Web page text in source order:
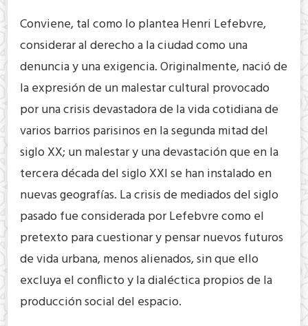
Conviene, tal como lo plantea Henri Lefebvre,
considerar al derecho a la ciudad como una
denuncia y una exigencia. Originalmente, nació de
la expresión de un malestar cultural provocado
por una crisis devastadora de la vida cotidiana de
varios barrios parisinos en la segunda mitad del
siglo XX; un malestar y una devastación que en la
tercera década del siglo XXI se han instalado en
nuevas geografías. La crisis de mediados del siglo
pasado fue considerada por Lefebvre como el
pretexto para cuestionar y pensar nuevos futuros
de vida urbana, menos alienados, sin que ello
excluya el conflicto y la dialéctica propios de la
producción social del espacio.